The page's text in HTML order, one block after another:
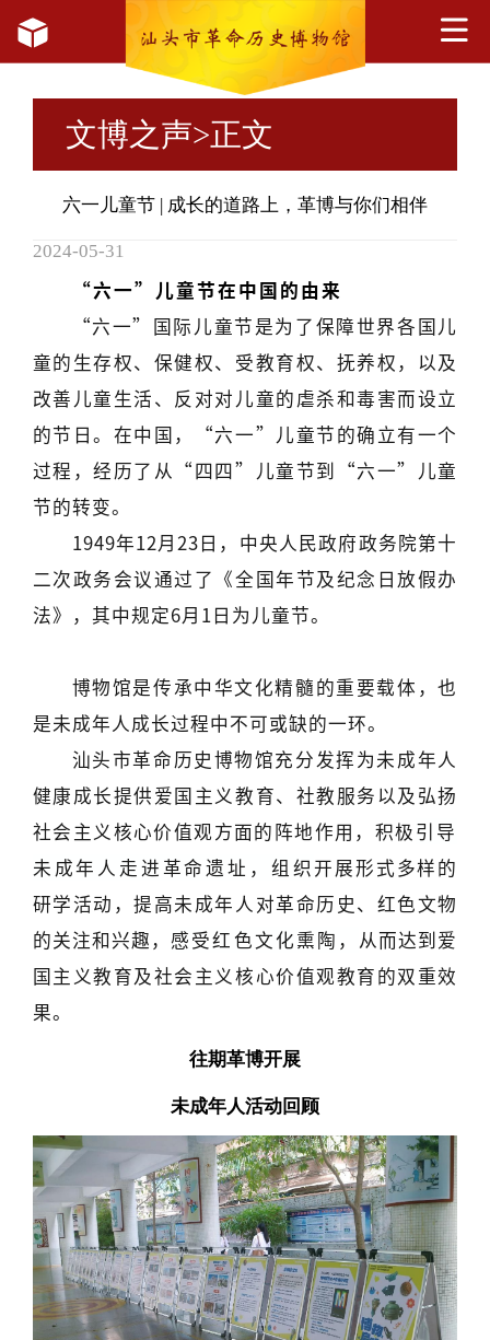
文博之声>正文
六一儿童节 | 成长的道路上，革博与你们相伴
2024-05-31
“六一”儿童节在中国的由来
“六一”国际儿童节是为了保障世界各国儿
童的生存权、保健权、受教育权、抚养权，以及
改善儿童生活、反对对儿童的虐杀和毒害而设立
的节日。在中国，“六一”儿童节的确立有一个
过程，经历了从“四四”儿童节到“六一”儿童
节的转变。
1949年12月23日，中央人民政府政务院第十
二次政务会议通过了《全国年节及纪念日放假办
法》，其中规定6月1日为儿童节。
博物馆是传承中华文化精髓的重要载体，也
是未成年人成长过程中不可或缺的一环。
汕头市革命历史博物馆充分发挥为未成年人
健康成长提供爱国主义教育、社教服务以及弘扬
社会主义核心价值观方面的阵地作用，积极引导
未成年人走进革命遗址， 组织开展形式多样的
研学活动，提高未成年人对革命历史、红色文物
的关注和兴趣，感受红色文化熏陶， 从而达到爱
国主义教育及社会主义核心价值观教育的双重效
果。
往期革博开展
未成年人活动回顾